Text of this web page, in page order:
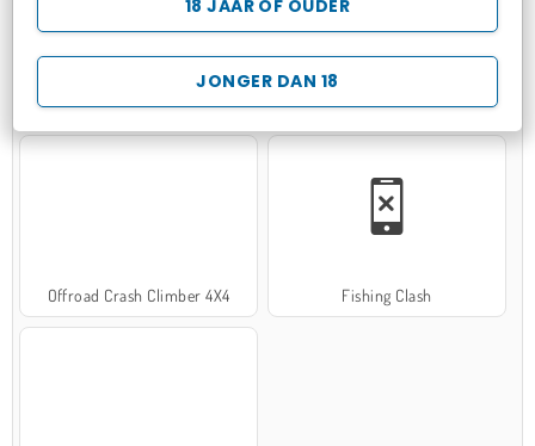
JONGER DAN 18
18 JAAR OF OUDER
Hospital Surgeon Doctor Game Potion Sort
Offroad Crash Climber 4X4 Fishing Clash